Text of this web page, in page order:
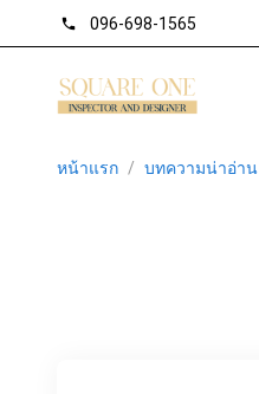
phone 096-698-1565
หน้าแรก / บทความน่าอ่าน